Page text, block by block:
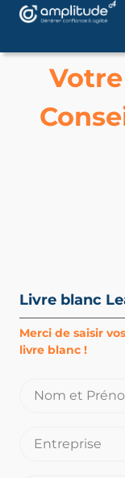
Livre blanc
Merci de saisir
livre blanc !